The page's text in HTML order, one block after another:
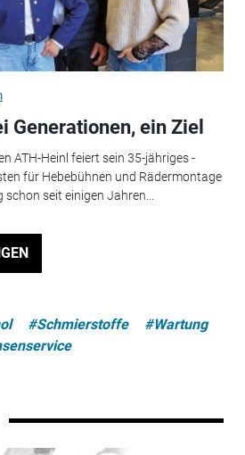
Generationen, ein Ziel
ATH-Heinl feiert sein 35-jähriges
für Hebebühnen und Rädermontage
seit einigen Jahren...
#Schmierstoffe
#Wartung